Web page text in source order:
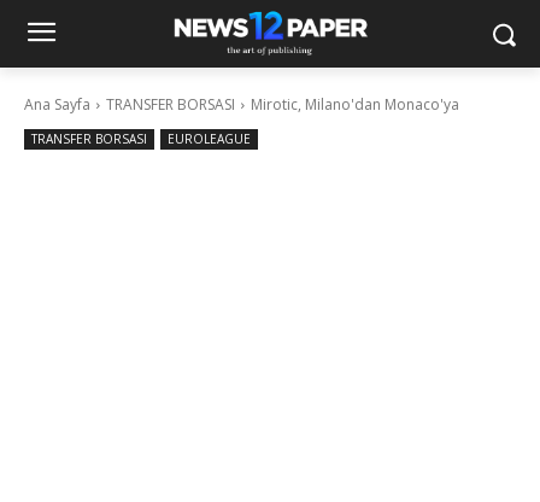
Ana Sayfa TRANSFER BORSASI Mirotic, Milano'dan Monaco'ya
TRANSFER BORSASI EUROLEAGUE